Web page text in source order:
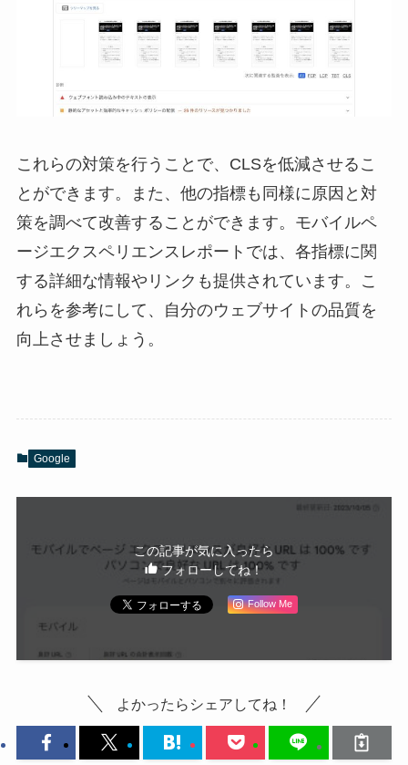
これらの対策を行うことで、CLSを低減させるこ
とができます。また、他の指標も同様に原因と対
策を調べて改善することができます。モバイルペ
ージエクスペリエンスレポートでは、各指標に関
する詳細な情報やリンクも提供されています。こ
れらを参考にして、自分のウェブサイトの品質を
向上させましょう。
Google
この記事が気に入ったら
フォローしてね！
Follow Me
よかったらシェアしてね！